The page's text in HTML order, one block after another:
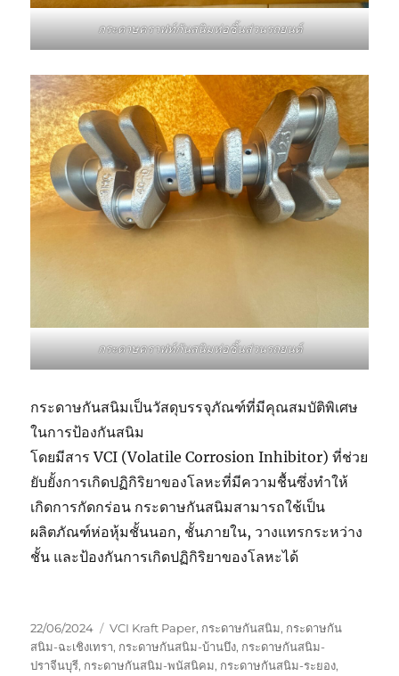
กระดาษคราฟท์กันสนิมห่อชิ้นส่วนรถยนต์
กระดาษคราฟท์กันสนิมห่อชิ้นส่วนรถยนต์
กระดาษกันสนิมเป็นวัสดุบรรจุภัณฑ์ที่มีคุณสมบัติพิเศษ
ในการป้องกันสนิม
โดยมีสาร VCI (Volatile Corrosion Inhibitor) ที่ช่วย
ยับยั้งการเกิดปฏิกิริยาของโลหะที่มีความชื้นซึ่งทำให้
เกิดการกัดกร่อน กระดาษกันสนิมสามารถใช้เป็น
ผลิตภัณฑ์ห่อหุ้มชั้นนอก, ชั้นภายใน, วางแทรกระหว่าง
ชั้น และป้องกันการเกิดปฏิกิริยาของโลหะได้
Posted
on
22/06/2024 Tags
VCI Kraft Paper, กระดาษกันสนิม, กระดาษกัน
สนิม-ฉะเชิงเทรา, กระดาษกันสนิม-บ้านบึง, กระดาษกันสนิม-
ปราจีนบุรี, กระดาษกันสนิม-พนัสนิคม, กระดาษกันสนิม-ระยอง,